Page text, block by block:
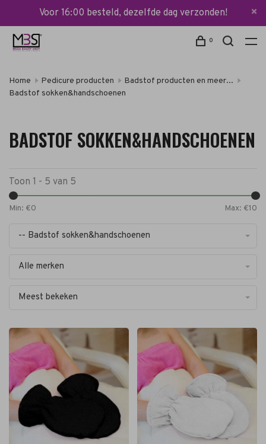
Voor 16:00 besteld, dezelfde dag verzonden!
0
Home Pedicure producten
Badstof producten en meer...
Badstof sokken&handschoenen
BADSTOF SOKKEN&HANDSCHOENEN
Toon 1 - 5 van 5
Min: €0 Max: €10
-- Badstof sokken&handschoenen
Alle merken
Meest bekeken